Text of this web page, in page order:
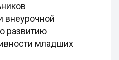
внеурочной
развитию
младших